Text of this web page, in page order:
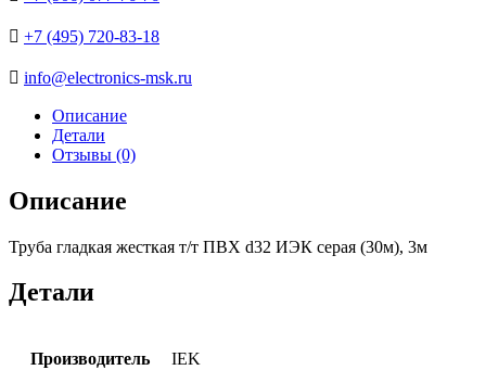
 +7 (495) 720-83-18
 info@electronics-msk.ru
Описание
Детали
Отзывы (0)
Описание
Труба гладкая жесткая т/т ПВХ d32 ИЭК серая (30м), 3м
Детали
Производитель IEK